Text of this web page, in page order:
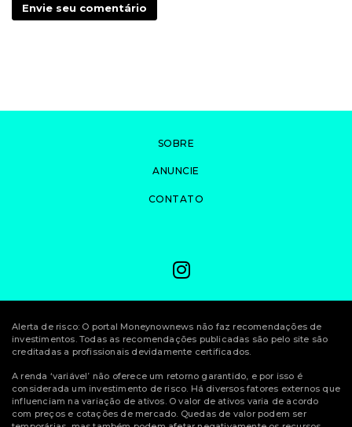
Envie seu comentário
SOBRE
ANUNCIE
CONTATO
Alerta de risco: O portal Moneynownews não faz recomendações de
investimentos. Todas as recomendações publicadas são pelo site são
creditadas a profissionais devidamente certificados.
A renda ‘variável’ não oferece um retorno garantido, e por isso é
considerada um investimento de risco. Há diversos fatores externos que
influenciam na variação de ativos. O valor de ativos varia de acordo
com preços e cotações de mercado. Quedas de valor podem ser